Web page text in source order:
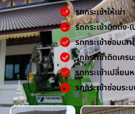
รถกระเช้าให้เช่า
รถกระเช้าติดตั้ง-
รถกระเช้าซ่อมเส
รถกระเช้าติดเคร
รถกระเช้าเปลี่ยน
รถกระเช้าซ่อมระ